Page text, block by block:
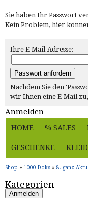
Sie haben Ihr Passwort
Kein Problem, hier
Ihre E-Mail-Adresse:
Passwort anfordern
Nachdem Sie den
wir Ihnen eine E-Mail
Anmelden
E-Mail-Adresse
Anmelden
HOME % SALES
GESCHENKE
Shop » 1000 Doks » 8. ganz
Kategorien